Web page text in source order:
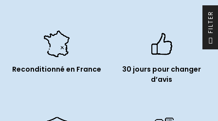
Reconditionné en France
30 jours pour changer
d’avis
R